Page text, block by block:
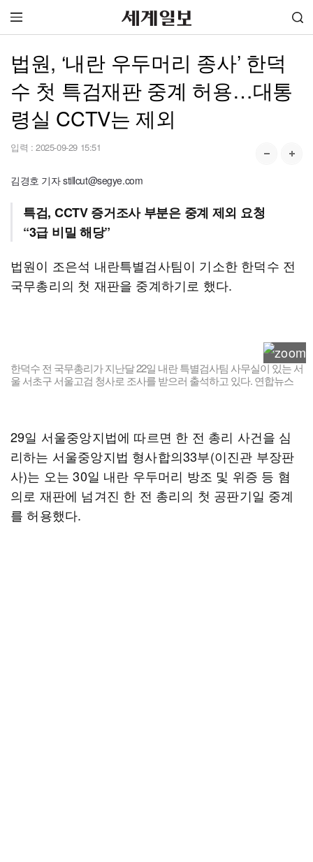
법원, ‘내란 우두머리 종사’ 한덕
수 첫 특검재판 중계 허용…대통
령실 CCTV는 제외
입력 : 2025-09-29 15:51
김경호 기자 stillcut@segye.com
특검, CCTV 증거조사 부분은 중계 제외 요청
“3급 비밀 해당”
법원이 조은석 내란특별검사팀이 기소한 한덕수 전
국무총리의 첫 재판을 중계하기로 했다.
한덕수 전 국무총리가 지난달 22일 내란 특별검사팀 사무실이 있는 서
울 서초구 서울고검 청사로 조사를 받으러 출석하고 있다. 연합뉴스
29일 서울중앙지법에 따르면 한 전 총리 사건을 심
리하는 서울중앙지법 형사합의33부(이진관 부장판
사)는 오는 30일 내란 우두머리 방조 및 위증 등 혐
의로 재판에 넘겨진 한 전 총리의 첫 공판기일 중계
를 허용했다.